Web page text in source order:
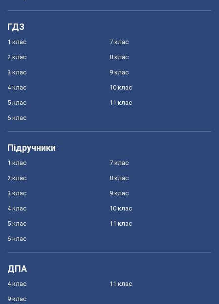
ГДЗ
1 клас
2 клас
3 клас
4 клас
5 клас
6 клас
7 клас
8 клас
9 клас
10 клас
11 клас
Підручники
1 клас
2 клас
3 клас
4 клас
5 клас
6 клас
7 клас
8 клас
9 клас
10 клас
11 клас
ДПА
4 клас
9 клас
11 клас